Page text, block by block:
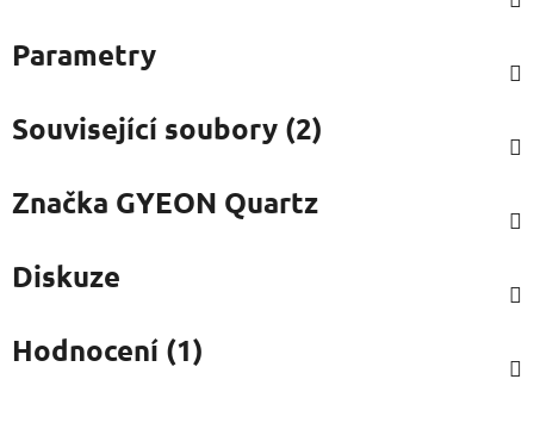
Parametry
Související soubory (2)
Značka GYEON Quartz
Diskuze
Hodnocení (1)